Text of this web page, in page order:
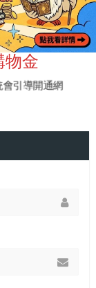
物金
引導開通網